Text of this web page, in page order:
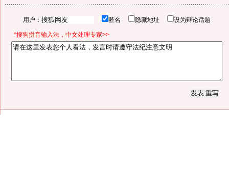
用户： 匿名 隐藏地址 设为辩论话题
*搜狗拼音输入法，中文处理专家>>